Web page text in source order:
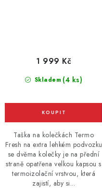
Skladem (4 ks)
1 999 Kč
Taška na kolečkách Termo
Fresh na extra lehkém podvozku
se dvěma kolečky je na přední
straně opatřena velkou kapsou s
termoizolační vrstvou, která
zajistí, aby si...